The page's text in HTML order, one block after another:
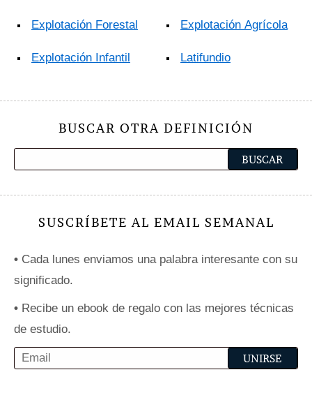
Explotación Forestal
Explotación Infantil
Explotación Agrícola
Latifundio
BUSCAR OTRA DEFINICIÓN
SUSCRÍBETE AL EMAIL SEMANAL
• Cada lunes enviamos una palabra interesante con su
significado.
• Recibe un ebook de regalo con las mejores técnicas
de estudio.